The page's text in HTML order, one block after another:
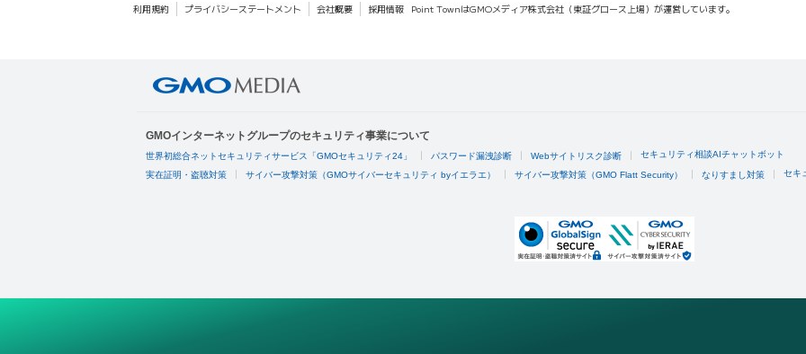
利用規約 プライバシーステートメント 会社概要 採用情報 Point TownはGMOメディア株式会社（東証グロース上場）が運営しています。
GMOインターネットグループのセキュリティ事業について
世界初総合ネットセキュリティサービス「GMOセキュリティ24」 パスワード漏洩診断 Webサイトリスク診断 セキュリティ相談AIチャットボット
実在証明・盗聴対策 サイバー攻撃対策（GMOサイバーセキュリティ byイエラエ） サイバー攻撃対策（GMO Flatt Security） なりすまし対策 セキ